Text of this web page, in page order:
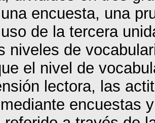
encuesta, una
de la tercera
niveles de
el nivel de
lectora, las
encuestas